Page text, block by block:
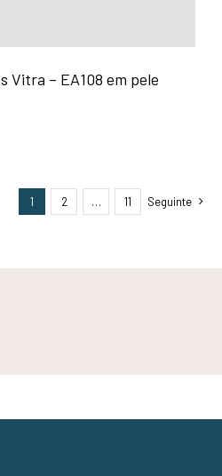
Vitra – EA108 em pele
1 2 … 11 Seguinte